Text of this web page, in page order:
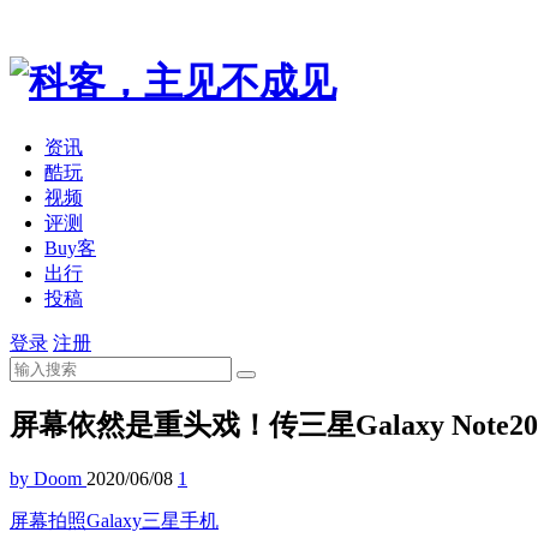
资讯
酷玩
视频
评测
Buy客
出行
投稿
登录 注册
屏幕依然是重头戏！传三星Galaxy
by Doom 2020/06/08 1
屏幕拍照Galaxy三星手机